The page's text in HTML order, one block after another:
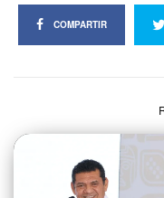
COMPARTIR